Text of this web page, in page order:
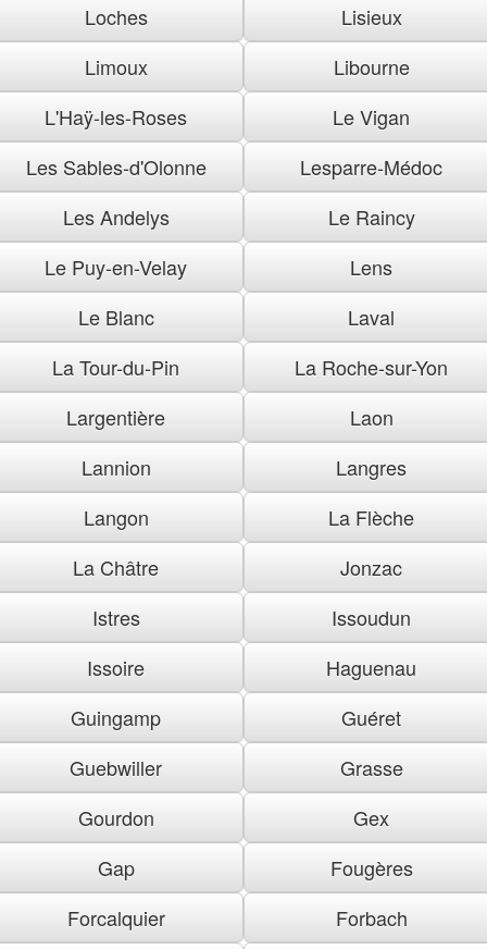
Loches
Lisieux
Limoux
Libourne
L'Haÿ-les-Roses
Le Vigan
Les Sables-d'Olonne
Lesparre-Médoc
Les Andelys
Le Raincy
Le Puy-en-Velay
Lens
Le Blanc
Laval
La Tour-du-Pin
La Roche-sur-Yon
Largentière
Laon
Lannion
Langres
Langon
La Flèche
La Châtre
Jonzac
Istres
Issoudun
Issoire
Haguenau
Guingamp
Guéret
Guebwiller
Grasse
Gourdon
Gex
Gap
Fougères
Forcalquier
Forbach